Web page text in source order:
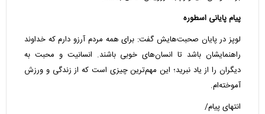
پیام پایانی اسطوره
لوپز در پایان صحبت‌هایش گفت: برای همه مردم آرزو دارم که خداوند
راهنمایشان باشد تا انسان‌های خوبی باشند. انسانیت و محبت به
دیگران را از یاد نبرید؛ این مهم‌ترین چیزی است که از زندگی و ورزش
آموخته‌ام.
انتهای پیام/